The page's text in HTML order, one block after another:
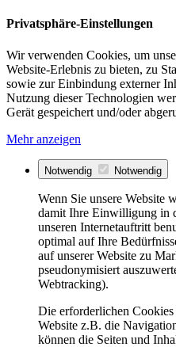
Privatsphäre-Einstellungen
Wir verwenden Cookies, um
Website-Erlebnis zu bieten, zu
sowie zur Einbindung externer
Nutzung dieser Technologien
Gerät gespeichert und/oder
Mehr anzeigen
Notwendig Notwendig
Wenn Sie unsere Website
damit Ihre Einwilligung in
unseren Internetauftritt
optimal auf Ihre
auf unserer Website zu
pseudonymisiert
Webtracking).
Die erforderlichen
Website z.B. die
können die Seiten und